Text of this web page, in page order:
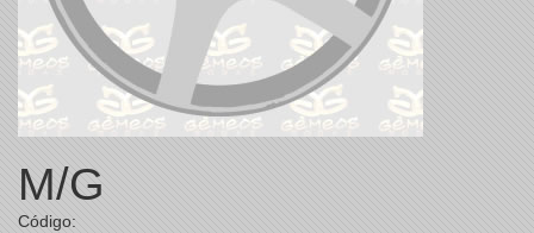
M/G
Código: